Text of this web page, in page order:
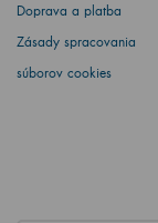
Doprava a platba
Zásady spracovania
súborov cookies